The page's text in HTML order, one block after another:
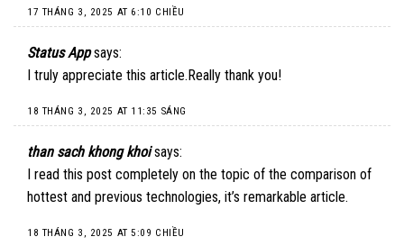
17 THÁNG 3, 2025 AT 6:10 CHIỀU
Status App says:
I truly appreciate this article.Really thank you!
18 THÁNG 3, 2025 AT 11:35 SÁNG
than sach khong khoi says:
I read this post completely on the topic of the comparison of
hottest and previous technologies, it’s remarkable article.
18 THÁNG 3, 2025 AT 5:09 CHIỀU